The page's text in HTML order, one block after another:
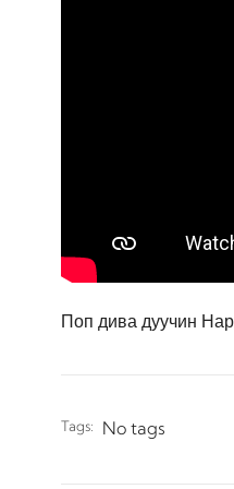
Поп дива дуучин
Tags: No tags